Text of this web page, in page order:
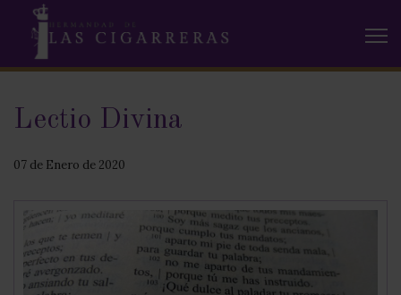
Lectio Divina
07 de Enero de 2020